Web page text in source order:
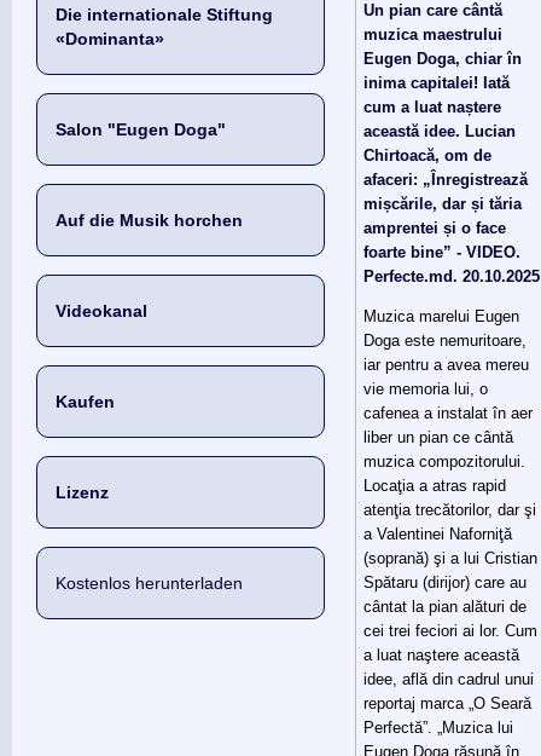
Die internationale Stiftung
«Dominanta»
Salon "Eugen Doga"
Auf die Musik horchen
Videokanal
Kaufen
Lizenz
Kostenlos herunterladen
Un pian care cântă
muzica maestrului
Eugen Doga, chiar în
inima capitalei! Iată
cum a luat naștere
această idee. Lucian
Chirtoacă, om de
afaceri: „Înregistrează
mișcările, dar și tăria
amprentei și o face
foarte bine” - VIDEO.
Perfecte.md. 20.10.2025
Muzica marelui Eugen
Doga este nemuritoare,
iar pentru a avea mereu
vie memoria lui, o
cafenea a instalat în aer
liber un pian ce cântă
muzica compozitorului.
Locaţia a atras rapid
atenţia trecătorilor, dar şi
a Valentinei Naforniţă
(soprană) şi a lui Cristian
Spătaru (dirijor) care au
cântat la pian alături de
cei trei feciori ai lor. Cum
a luat naştere această
idee, află din cadrul unui
reportaj marca „O Seară
Perfectă”. „Muzica lui
Eugen Doga răsună în